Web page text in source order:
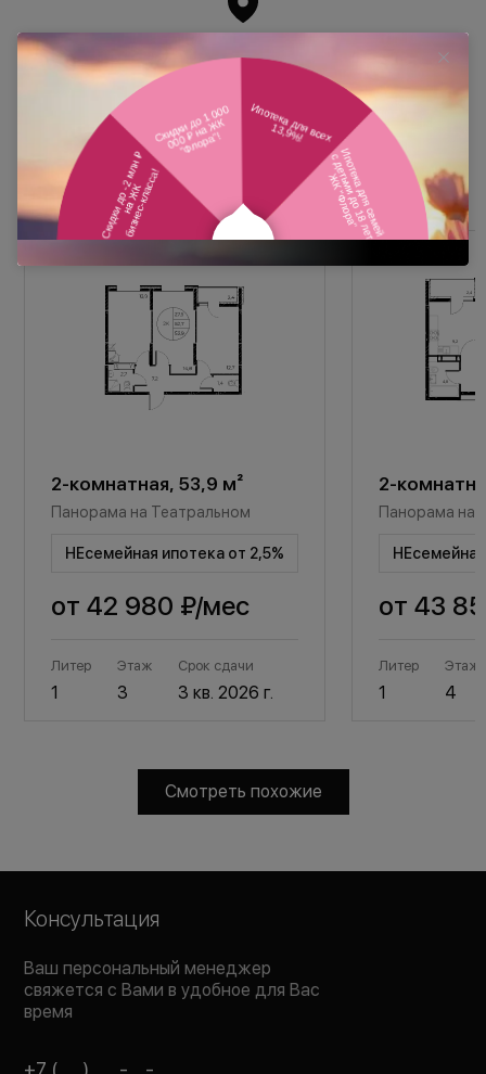
Похожие планировки
2-комнатная, 53,9 м²
Панорама на Театральном
НЕсемейная ипотека от 2,5%
от42 980 ₽/мес
Литер
1
Этаж
3
Срок сдачи
3 кв. 2026 г.
2-
Панорама на
от43
Литер
1
Этаж
4
Смотреть похожие
Консультация
Ваш персональный менеджер
свяжется с Вами в удобное для Вас
время